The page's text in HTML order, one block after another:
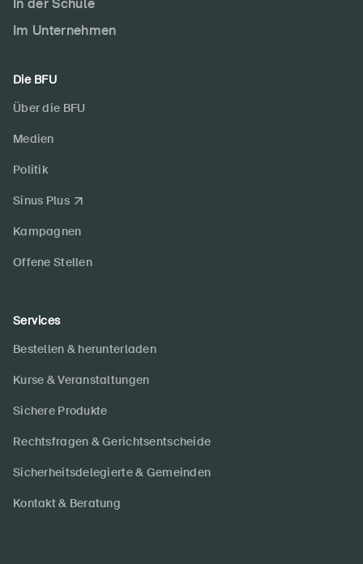
Im Unternehmen
Die BFU
Über die BFU
Medien
Politik
Sinus Plus
Kampagnen
Offene Stellen
Services
Bestellen & herunterladen
Kurse & Veranstaltungen
Sichere Produkte
Rechtsfragen & Gerichtsentscheide
Sicherheitsdelegierte & Gemeinden
Kontakt & Beratung